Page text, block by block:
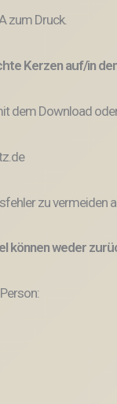
zum Druck.
Kerzen auf/in
dem Download
zu vermeiden
können weder